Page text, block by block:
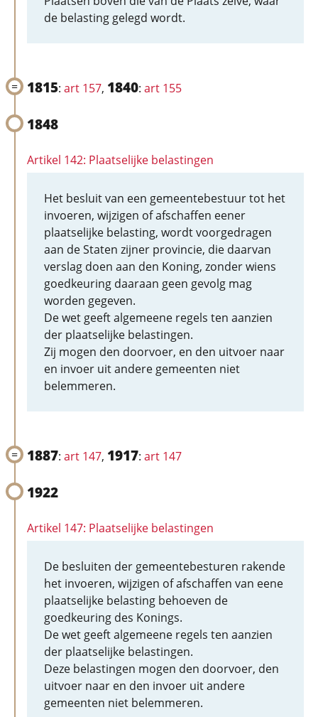
de belasting gelegd wordt.
1815: art 157, 1840: art 155
1848
Artikel 142: Plaatselijke belastingen
Het besluit van een gemeentebestuur tot het
invoeren, wijzigen of afschaffen eener
plaatselijke belasting, wordt voorgedragen
aan de Staten zijner provincie, die daarvan
verslag doen aan den Koning, zonder wiens
goedkeuring daaraan geen gevolg mag
worden gegeven.
De wet geeft algemeene regels ten aanzien
der plaatselijke belastingen.
Zij mogen den doorvoer, en den uitvoer naar
en invoer uit andere gemeenten niet
belemmeren.
1887: art 147, 1917: art 147
1922
Artikel 147: Plaatselijke belastingen
De besluiten der gemeentebesturen rakende
het invoeren, wijzigen of afschaffen van eene
plaatselijke belasting behoeven de
goedkeuring des Konings.
De wet geeft algemeene regels ten aanzien
der plaatselijke belastingen.
Deze belastingen mogen den doorvoer, den
uitvoer naar en den invoer uit andere
gemeenten niet belemmeren.